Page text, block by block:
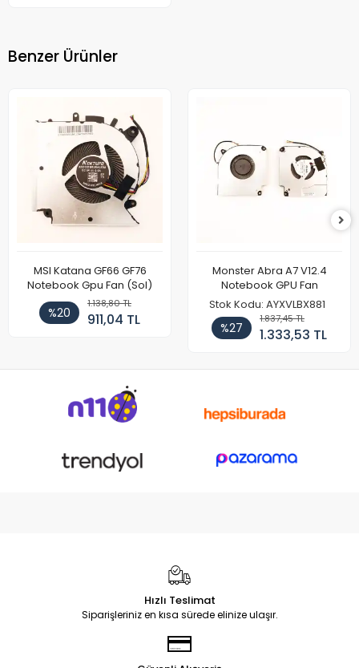
Benzer Ürünler
MSI Katana GF66 GF76
Notebook Gpu Fan (Sol)
%20
1.138,80 TL
911,04 TL
Monster Abra A7 V12.4
Notebook GPU Fan
Stok Kodu: AYXVLBX881
%27
1.837,45 TL
1.333,53 TL
Hızlı Teslimat
Siparişleriniz en kısa sürede elinize ulaşır.